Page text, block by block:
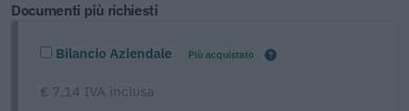
Documenti più richiesti
Bilancio Aziendale Più acquistato
€ 7,14 IVA inclusa